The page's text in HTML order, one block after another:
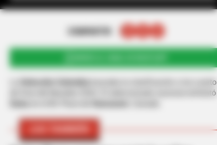
COMPARTIR
buscaba la clasificación a los
de final del Mundial 2026. El seleccionado nacional